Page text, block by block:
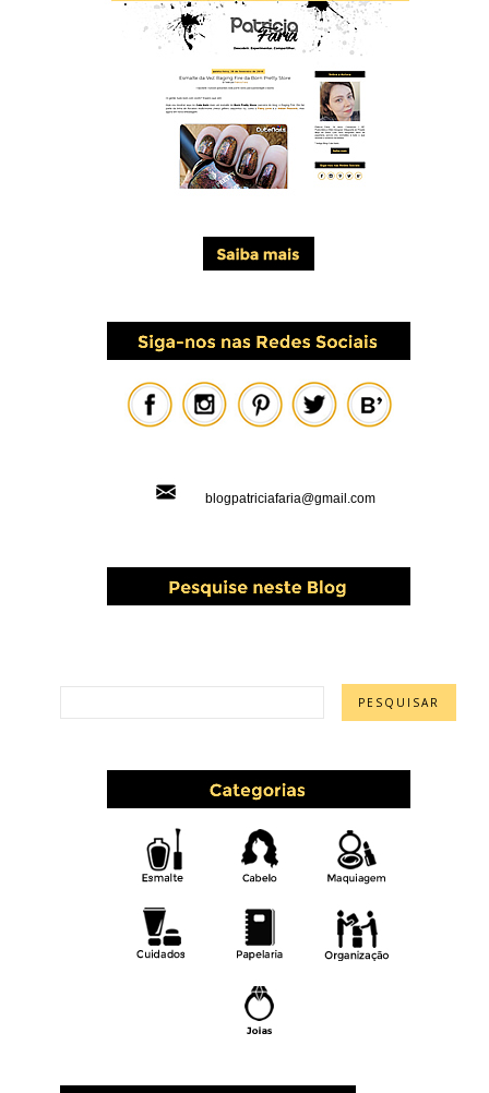
blogpatriciafaria@gmail.com